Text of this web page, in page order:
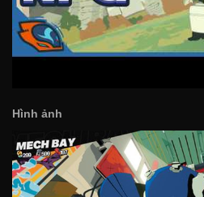
Hình ảnh